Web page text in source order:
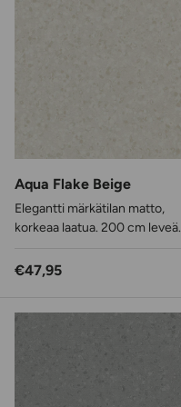
Aqua Flake Beige
Elegantti märkätilan matto,
korkeaa laatua. 200 cm leveä.
Normaalihinta
€47,95